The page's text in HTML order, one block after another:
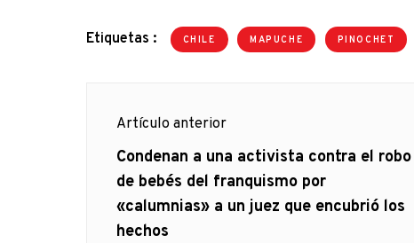
Etiquetas : CHILE MAPUCHE PINOCHET
Navegación
de
entradas
Artículo anterior
Artículo
anterior
Condenan a una activista contra el robo
de bebés del franquismo por
«calumnias» a un juez que encubrió los
hechos